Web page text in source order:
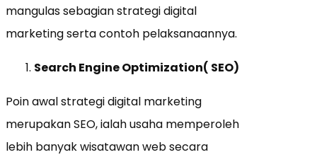
mangulas sebagian strategi digital
marketing serta contoh pelaksanaannya.
Search Engine Optimization( SEO)
Poin awal strategi digital marketing
merupakan SEO, ialah usaha memperoleh
lebih banyak wisatawan web secara